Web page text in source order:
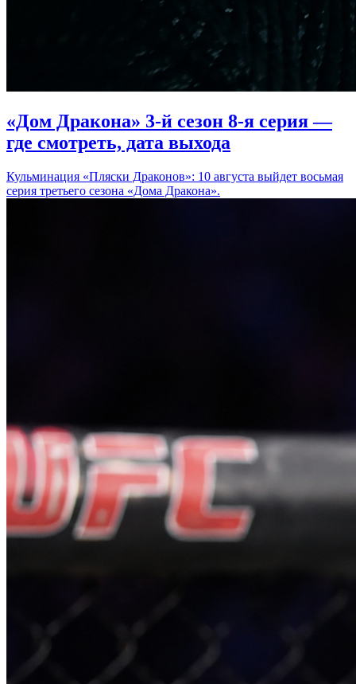
«Дом Дракона» 3-й сезон 8-я серия —
где смотреть, дата выхода
Кульминация «Пляски Драконов»: 10 августа выйдет восьмая
серия третьего сезона «Дома Дракона».